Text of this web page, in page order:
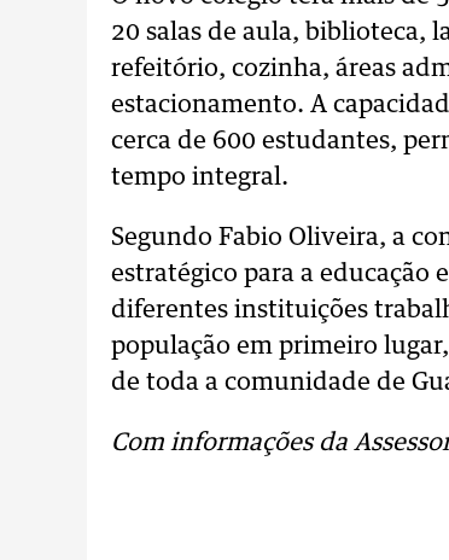
20 salas de aula, biblioteca,
refeitório, cozinha, áreas
estacionamento. A
cerca de 600 estudantes,
tempo integral.
Segundo Fabio Oliveira, a
estratégico para a educação
diferentes instituições
população em primeiro
de toda a comunidade de
Com informações da